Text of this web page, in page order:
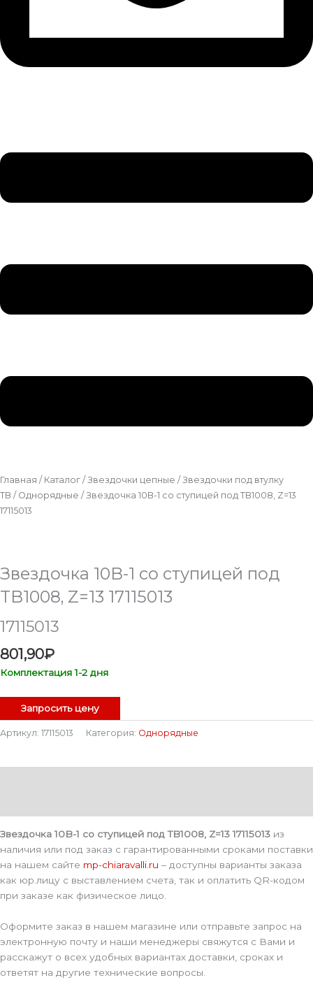
Главная / Каталог / Звездочки цепные / Звездочки под втулку
ТВ / Однорядные / Звездочка 10B-1 со ступицей под TB1008, Z=13
17115013
Звездочка 10B-1 со ступицей под
TB1008, Z=13 17115013
17115013
801,90₽
Комплектация 1-2 дня
Запросить цену
Артикул: 17115013 Категория: Однорядные
Звездочка 10B-1 со ступицей под TB1008, Z=13 17115013 из
наличия или под заказ с гарантированными сроками поставки
на нашем сайте mp-chiaravalli.ru – доступны варианты заказа
как юр.лицу с выставлением счета, так и оплатить QR-кодом
при заказе как физическое лицо.
Оформите заказ в нашем магазине или отправьте запрос на
электронную почту и наши менеджеры свяжутся с Вами и
расскажут о всех удобных вариантах доставки, сроках и
ответят на другие технические вопросы.